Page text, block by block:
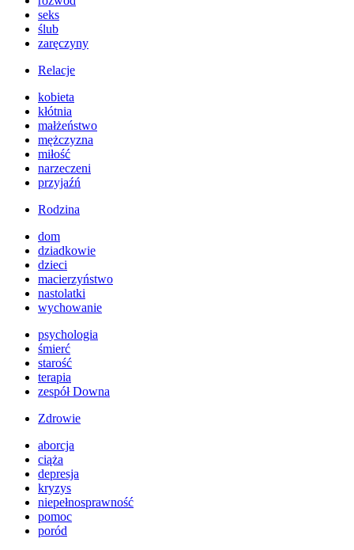
seks
ślub
zaręczyny
Relacje
kobieta
kłótnia
małżeństwo
mężczyzna
miłość
narzeczeni
przyjaźń
Rodzina
dom
dziadkowie
dzieci
macierzyństwo
nastolatki
wychowanie
psychologia
śmierć
starość
terapia
zespół Downa
Zdrowie
aborcja
ciąża
depresja
kryzys
niepełnosprawność
pomoc
poród